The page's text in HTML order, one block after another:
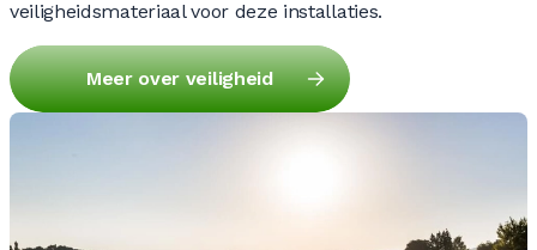
0
0
0
veiligheidsmateriaal voor deze installaties.
Meer over veiligheid